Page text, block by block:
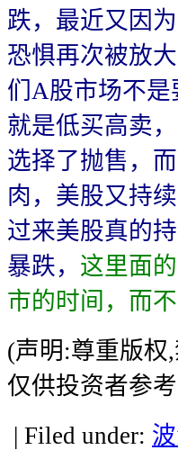
跌，最近又因
恐惧再次被放
们A股市场不
就是低买高卖
选择了抛售，
肉，美股又持
过来美股真的
暴跌， 这里面
市的时间，而
(声明:尊重版权
仅供投资者参
| Filed under: